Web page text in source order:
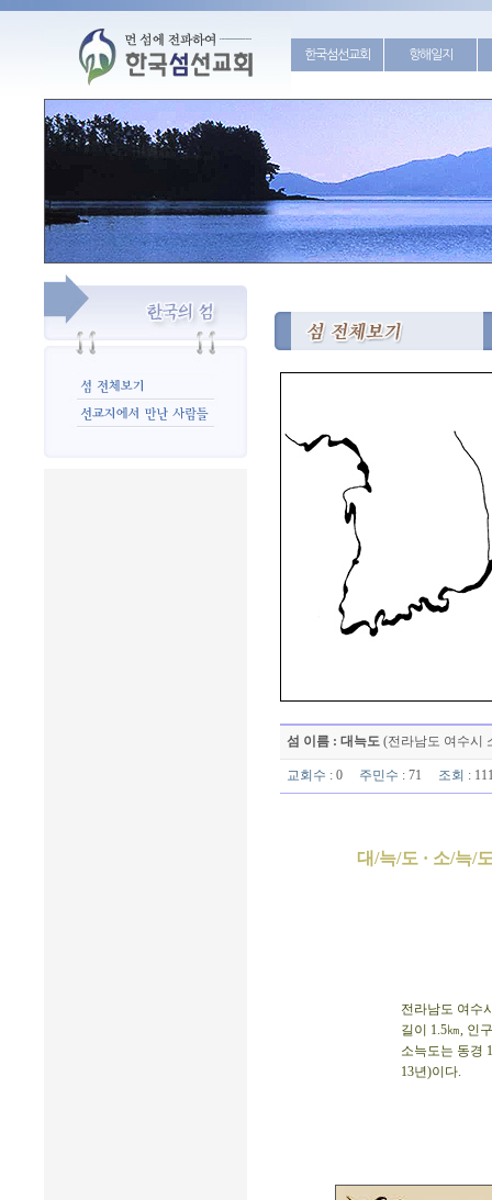
한국섬선교회 항해일지
섬 이름 : 대늑도 (전라남도 여수시
교회수 : 0 주민수 : 71 조회 :
대/늑/도 · 소/늑/
전라남도 여수
길이 1.5㎞, 인
소늑도는 동경
13년)이다.